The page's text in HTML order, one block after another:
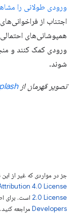
ورودی طولانی را
اجتناب از
همپوشانی‌های
ورودی کمک کنند و
شوند.
تصویر قهرمان از
جز در مواردی که غیر از
4.0 License
2.0 License است. برای
Developers‏